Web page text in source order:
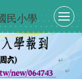
民小學